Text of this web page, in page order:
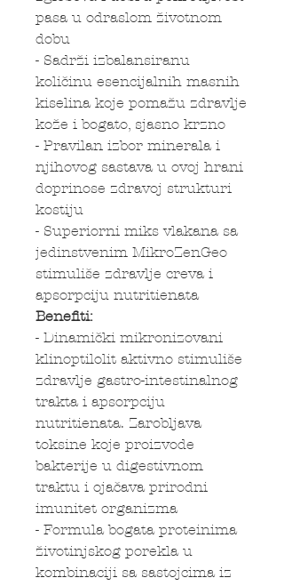
pasa u odraslom životnom
dobu
- Sadrži izbalansiranu
količinu esencijalnih masnih
kiselina koje pomažu zdravlje
kože i bogato, sjasno krzno
- Pravilan izbor minerala i
njihovog sastava u ovoj hrani
doprinose zdravoj strukturi
kostiju
- Superiorni miks vlakana sa
jedinstvenim MikroZenGeo
stimuliše zdravlje creva i
apsorpciju nutritienata
Benefiti:
- Dinamički mikronizovani
klinoptilolit aktivno stimuliše
zdravlje gastro-intestinalnog
trakta i apsorpciju
nutritienata. Zarobljava
toksine koje proizvode
bakterije u digestivnom
traktu i ojačava prirodni
imunitet organizma
- Formula bogata proteinima
životinjskog porekla u
kombinaciji sa sastojcima iz